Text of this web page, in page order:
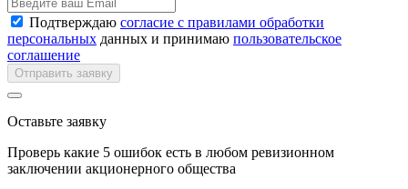
Подтверждаю согласие с правилами обработки
персональных данных и принимаю пользовательское
соглашение
Отправить заявку
Оставьте заявку
Проверь какие 5 ошибок есть в любом ревизионном
заключении акционерного общества